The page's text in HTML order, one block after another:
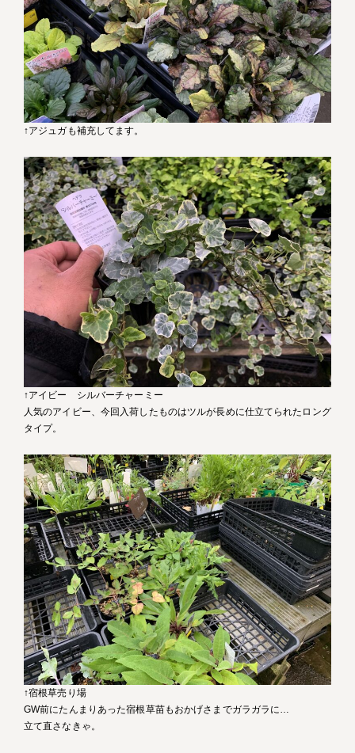
↑アジュガも補充してます。
↑アイビー シルバーチャーミー
人気のアイビー、今回入荷したものはツルが長めに仕立てられたロング
タイプ。
↑宿根草売り場
GW前にたんまりあった宿根草苗もおかげさまでガラガラに…
立て直さなきゃ。